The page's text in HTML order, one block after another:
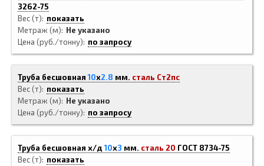
3262-75
Вес (т)
показать
Метраж (м)
Не указано
Цена (руб./тонну)
по запросу
Труба бесшовная10x2.8 мм. сталь Ст2пс
Вес (т)
показать
Метраж (м)
Не указано
Цена (руб./тонну)
по запросу
Труба бесшовная х/д10x3 мм. сталь 20 ГОСТ 8734-75
Вес (т)
показать